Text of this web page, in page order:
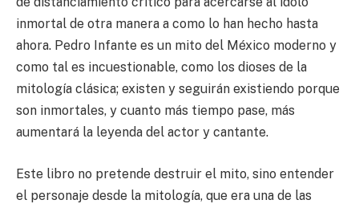
inmortal de otra manera a como lo han hecho hasta
ahora. Pedro Infante es un mito del México moderno y
como tal es incuestionable, como los dioses de la
mitología clásica; existen y seguirán existiendo porque
son inmortales, y cuanto más tiempo pase, más
aumentará la leyenda del actor y cantante.
Este libro no pretende destruir el mito, sino entender
el personaje desde la mitología, que era una de las